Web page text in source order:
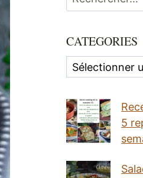
CATEGORIES
Categories
5